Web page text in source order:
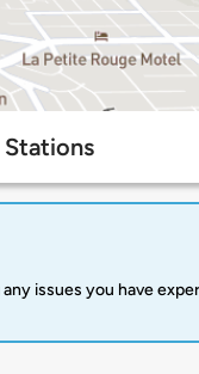
Stations
issues you have